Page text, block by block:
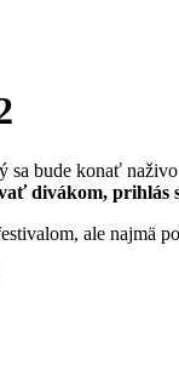
sa bude konať
divákom, prihlás
ale najmä